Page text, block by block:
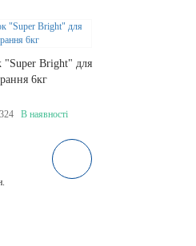
Bright" для
6кг
В наявності